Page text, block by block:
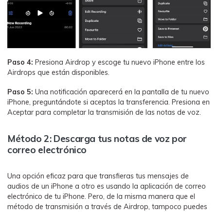
Paso 4: Presiona Airdrop y escoge tu nuevo iPhone entre los
Airdrops que están disponibles.
Paso 5: Una notificación aparecerá en la pantalla de tu nuevo
iPhone, preguntándote si aceptas la transferencia. Presiona en
Aceptar para completar la transmisión de las notas de voz.
Método 2: Descarga tus notas de voz por
correo electrónico
Una opción eficaz para que transfieras tus mensajes de
audios de un iPhone a otro es usando la aplicación de correo
electrónico de tu iPhone. Pero, de la misma manera que el
método de transmisión a través de Airdrop, tampoco puedes